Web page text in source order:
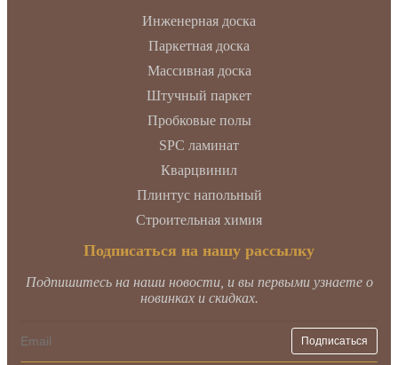
Инженерная доска
Паркетная доска
Массивная доска
Штучный паркет
Пробковые полы
SPC ламинат
Кварцвинил
Плинтус напольный
Строительная химия
Подписаться на нашу рассылку
Подпишитесь на наши новости, и вы первыми узнаете о
новинках и скидках.